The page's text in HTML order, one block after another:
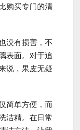
购买专门的清
没有损害，不
表面。对于追
说，果皮无疑
简单方便，而
洁精。在日常